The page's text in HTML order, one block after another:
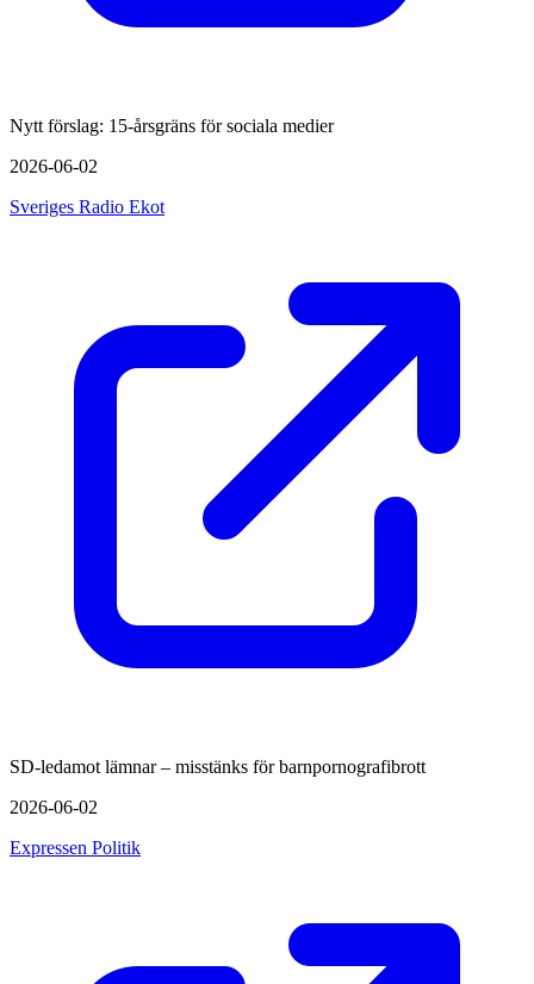
Nytt förslag: 15-årsgräns för sociala medier
2026-06-02
Sveriges Radio Ekot
SD-ledamot lämnar – misstänks för barnpornografibrott
2026-06-02
Expressen Politik